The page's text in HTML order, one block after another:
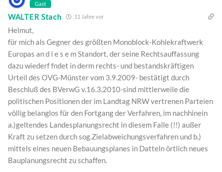
Gast
WALTER Stach 11 Jahre vor
Helmut,
für mich als Gegner des größten Monoblock-Kohlekraftwerk
Europas an d i e s e m Standort, der seine Rechtsauffassung
dazu wiederf fndet in derm rechts- und bestandskräftigen
Urteil des OVG-Münster vom 3.9.2009- bestätigt durch
Beschluß des BVerwG v.16.3.2010-sind mittlerweile die
politischen Positionen der im Landtag NRW vertrenen Parteien
völlig belanglos für den Fortgang der Verfahren, im nachhinein
a.)geltendes Landesplanungsrecht in diesem Falle (!!) außer
Kraft zu setzen durch sog.Zielabweichungsverfahren und b.)
mittels eines neuen Bebauungsplanes in Datteln örtlich neues
Bauplanungsrecht zu schaffen.